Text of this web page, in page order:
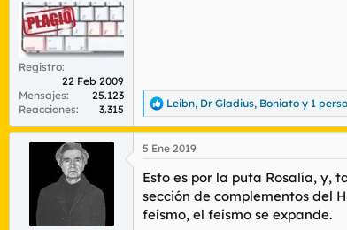
Registro
22 Feb 2009
Mensajes
25.123
Reacciones
3.315
R
e
a
c
i
o
e
Leibn, Dr Gladius, Boniato y 1
5 Ene 2019
Esto es por la puta Rosalía, y,
sección de complementos del
feísmo, el feísmo se expande.